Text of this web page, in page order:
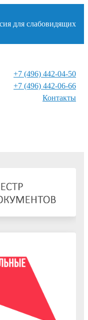
для слабовидящих
+7 (496) 442-04-50
+7 (496) 442-06-66
Контакты⁠